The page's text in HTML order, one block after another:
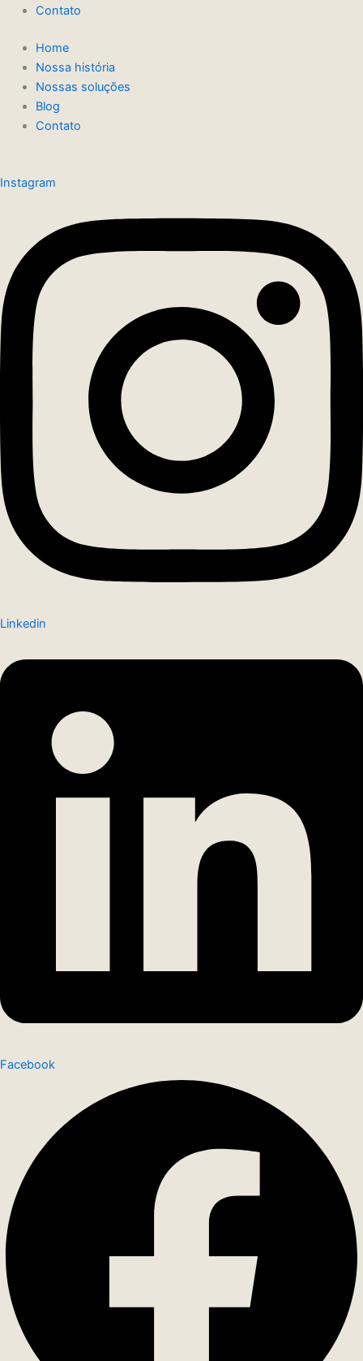
Contato
Home
Nossa história
Nossas soluções
Blog
Contato
Instagram
Linkedin
Facebook